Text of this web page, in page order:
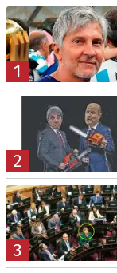
1
2
3